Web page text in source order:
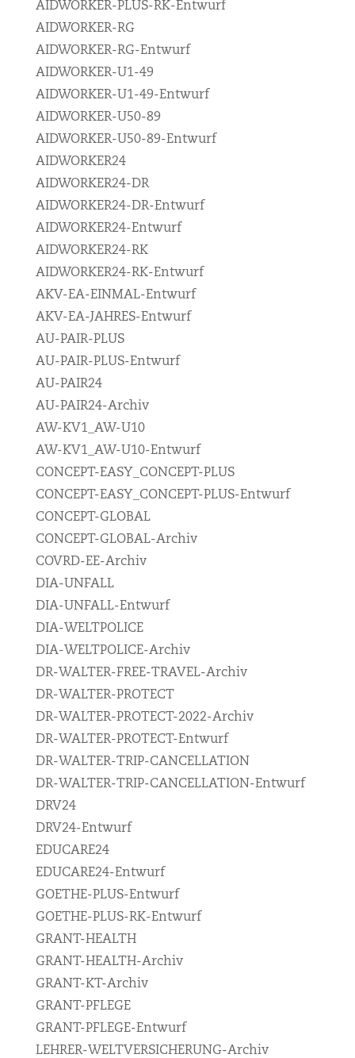
AIDWORKER-PLUS-RK-Entwurf
AIDWORKER-RG
AIDWORKER-RG-Entwurf
AIDWORKER-U1-49
AIDWORKER-U1-49-Entwurf
AIDWORKER-U50-89
AIDWORKER-U50-89-Entwurf
AIDWORKER24
AIDWORKER24-DR
AIDWORKER24-DR-Entwurf
AIDWORKER24-Entwurf
AIDWORKER24-RK
AIDWORKER24-RK-Entwurf
AKV-EA-EINMAL-Entwurf
AKV-EA-JAHRES-Entwurf
AU-PAIR-PLUS
AU-PAIR-PLUS-Entwurf
AU-PAIR24
AU-PAIR24-Archiv
AW-KV1_AW-U10
AW-KV1_AW-U10-Entwurf
CONCEPT-EASY_CONCEPT-PLUS
CONCEPT-EASY_CONCEPT-PLUS-Entwurf
CONCEPT-GLOBAL
CONCEPT-GLOBAL-Archiv
COVRD-EE-Archiv
DIA-UNFALL
DIA-UNFALL-Entwurf
DIA-WELTPOLICE
DIA-WELTPOLICE-Archiv
DR-WALTER-FREE-TRAVEL-Archiv
DR-WALTER-PROTECT
DR-WALTER-PROTECT-2022-Archiv
DR-WALTER-PROTECT-Entwurf
DR-WALTER-TRIP-CANCELLATION
DR-WALTER-TRIP-CANCELLATION-Entwurf
DRV24
DRV24-Entwurf
EDUCARE24
EDUCARE24-Entwurf
GOETHE-PLUS-Entwurf
GOETHE-PLUS-RK-Entwurf
GRANT-HEALTH
GRANT-HEALTH-Archiv
GRANT-KT-Archiv
GRANT-PFLEGE
GRANT-PFLEGE-Entwurf
LEHRER-WELTVERSICHERUNG-Archiv